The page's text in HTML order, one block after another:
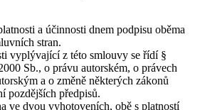
a účinnosti dnem podpisu oběma
stran.
vyplývající z této smlouvy se řídí §
Sb., o právu autorském, o právech
a o změně některých zákonů
pozdějších předpisů.
ve dvou vyhotoveních, obě s platností